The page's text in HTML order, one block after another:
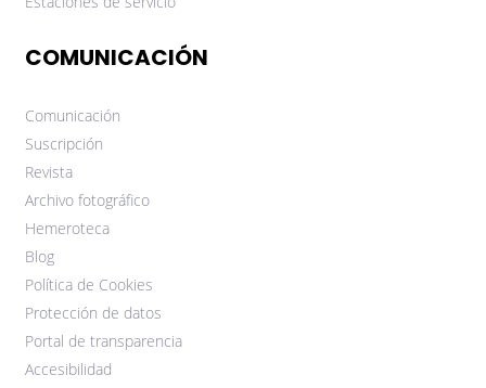
COMUNICACIÓN
Comunicación
Suscripción
Revista
Archivo fotográfico
Hemeroteca
Blog
Política de Cookies
Protección de datos
Portal de transparencia
Accesibilidad